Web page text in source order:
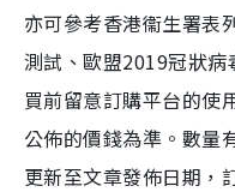
亦可參考香港衞生署表
測試、歐盟2019冠狀
買前留意訂購平台的使
公佈的價錢為準。數量
更新至文章發佈日期，